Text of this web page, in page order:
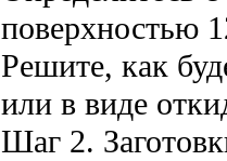
поверхностью
Решите, как
или в виде
Шаг 2.